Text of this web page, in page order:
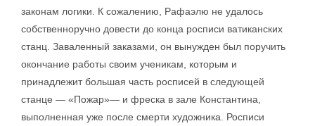
законам логики. К сожалению, Рафаэлю не удалось
собственноручно довести до конца росписи ватиканских
станц. Заваленный заказами, он вынужден был поручить
окончание работы своим ученикам, которым и
принадлежит большая часть росписей в следующей
станце — «Пожар»— и фреска в зале Константина,
выполненная уже после смерти художника. Росписи